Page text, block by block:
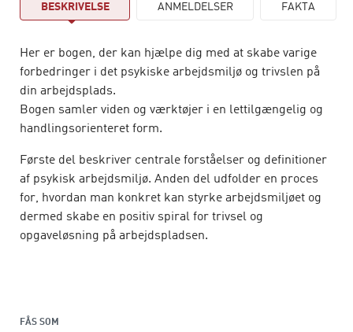
BESKRIVELSE ANMELDELSER FAKTA
Her er bogen, der kan hjælpe dig med at skabe varige
forbedringer i det psykiske arbejdsmiljø og trivslen på
din arbejdsplads.
Bogen samler viden og værktøjer i en lettilgængelig og
handlingsorienteret form.
Første del beskriver centrale forståelser og definitioner
af psykisk arbejdsmiljø. Anden del udfolder en proces
for, hvordan man konkret kan styrke arbejdsmiljøet og
dermed skabe en positiv spiral for trivsel og
opgaveløsning på arbejdspladsen.
arbejdsmiljørepræsentanter samt HR- og
FÅS SOM